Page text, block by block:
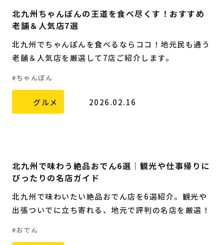
北九州ちゃんぽんの王道を食べ尽くす！おすすめ
老舗＆人気店7選
北九州でちゃんぽんを食べるならココ！地元民も通う
老舗＆人気店を厳選して7店ご紹介します。
ちゃんぽん
グルメ 2026.02.16
北九州で味わう絶品おでん6選｜観光や仕事帰りに
ぴったりの名店ガイド
北九州で味わいたい絶品おでん店を6選紹介。観光や
出張ついでに立ち寄れる、地元で評判の名店を厳選！
おでん